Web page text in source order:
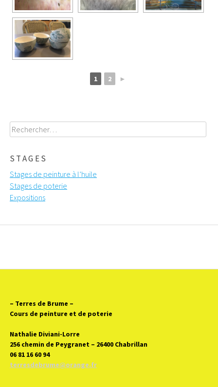
1 2 ►
Rechercher :
STAGES
Stages de peinture à l’huile
Stages de poterie
Expositions
– Terres de Brume –
Cours de peinture et de poterie
Nathalie Diviani-Lorre
256 chemin de Peygranet – 26400 Chabrillan
06 81 16 60 94
terresdebrume@orange.fr